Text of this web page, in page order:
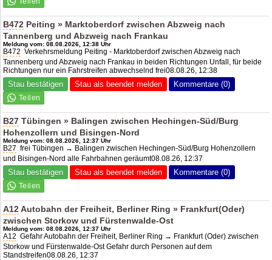
B472 Peiting » Marktoberdorf zwischen Abzweig nach
Tannenberg und Abzweig nach Frankau
Meldung vom: 08.08.2026, 12:38 Uhr
B472 Verkehrsmeldung Peiting - Marktoberdorf zwischen Abzweig nach
Tannenberg und Abzweig nach Frankau in beiden Richtungen Unfall, für beide
Richtungen nur ein Fahrstreifen abwechselnd frei08.08.26, 12:38
Stau bestätigen Stau als beendet melden Kommentare (0)
B27 Tübingen » Balingen zwischen Hechingen-Süd/Burg
Hohenzollern und Bisingen-Nord
Meldung vom: 08.08.2026, 12:37 Uhr
B27 frei Tübingen → Balingen zwischen Hechingen-Süd/Burg Hohenzollern
und Bisingen-Nord alle Fahrbahnen geräumt08.08.26, 12:37
Stau bestätigen Stau als beendet melden Kommentare (0)
A12Autobahn der Freiheit, Berliner Ring » Frankfurt(Oder)
zwischen Storkow und Fürstenwalde-Ost
Meldung vom: 08.08.2026, 12:37 Uhr
A12 Gefahr Autobahn der Freiheit, Berliner Ring → Frankfurt (Oder) zwischen
Storkow und Fürstenwalde-Ost Gefahr durch Personen auf dem
Standstreifen08.08.26, 12:37